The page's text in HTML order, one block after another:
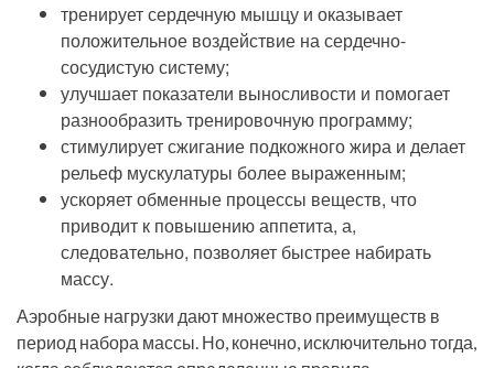
тренирует сердечную мышцу и оказывает
положительное воздействие на сердечно-
сосудистую систему;
улучшает показатели выносливости и помогает
разнообразить тренировочную программу;
стимулирует сжигание подкожного жира и делает
рельеф мускулатуры более выраженным;
ускоряет обменные процессы веществ, что
приводит к повышению аппетита, а,
следовательно, позволяет быстрее набирать
массу.
Аэробные нагрузки дают множество преимуществ в
период набора массы. Но, конечно, исключительно тогда,